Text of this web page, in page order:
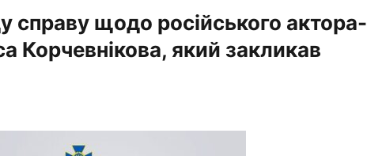
справу щодо російського актора-
Корчевнікова, який закликав